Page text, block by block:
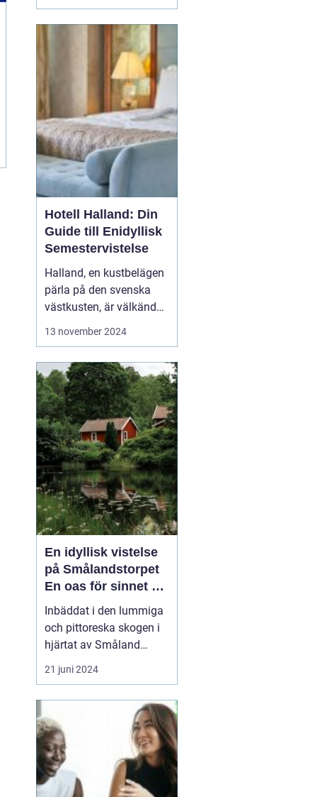
de vill skapa minnen och
fördjupa sina kunskaper
Hotell Halland: Din
Guide till Enidyllisk
Semestervistelse
Halland, en kustbelägen
pärla på den svenska
västkusten, är välkänd
för sina praktfulla
stressfria
spaanläggningar till
familjevänliga seme...
13 november 2024
En idyllisk vistelse
på Smålandstorpet
En oas för sinnet på
svenska
landsbygden
Inbäddat i den lummiga
och pittoreska skogen i
hjärtat av Småland
påträffar besökaren en
pärla sällan skådad
det ögonblick däck rullar
över grusets knaster vid
grusvägens slut är stress
och stadens brus som
bortblåsta. Skogsgårde...
21 juni 2024